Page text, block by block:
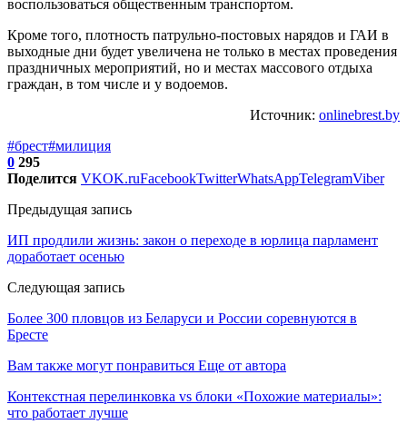
воспользоваться общественным транспортом.
Кроме того, плотность патрульно-постовых нарядов и ГАИ в
выходные дни будет увеличена не только в местах проведения
праздничных мероприятий, но и местах массового отдыха
граждан, в том числе и у водоемов.
Источник: onlinebrest.by
#брест#милиция
0 295
Поделится VKOK.ruFacebookTwitterWhatsAppTelegramViber
Предыдущая запись
ИП продлили жизнь: закон о переходе в юрлица парламент
доработает осенью
Следующая запись
Более 300 пловцов из Беларуси и России соревнуются в
Бресте
Вам также могут понравиться Еще от автора
Контекстная перелинковка vs блоки «Похожие материалы»:
что работает лучше